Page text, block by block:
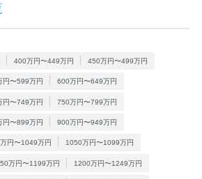
400万円〜449万円 450万円〜499万円
円〜599万円 600万円〜649万円
円〜749万円 750万円〜799万円
円〜899万円 900万円〜949万円
円〜1049万円 1050万円〜1099万円
万円〜1199万円 1200万円〜1249万円